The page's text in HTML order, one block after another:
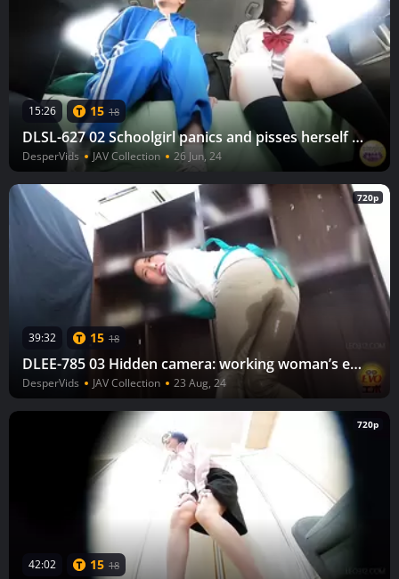
15:26 15 18
DLSL-627 02 Schoolgirl panics and pisses herself in a moving vehicle.
DesperVids JAV Collection 26 Jun, 24
720p
39:32 15 18
DLEE-785 03 Hidden camera: working woman’s embarrassing wetting. An embarrassing continent of pee staining her clothes.
DesperVids JAV Collection 23 Aug, 24
720p
42:02 15 18